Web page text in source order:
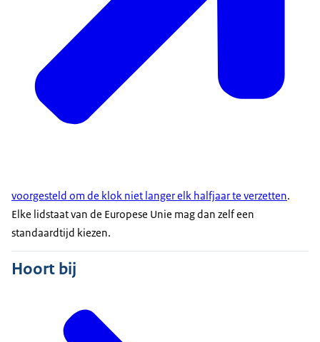
voorgesteld om de klok niet langer elk halfjaar te verzetten.
Elke lidstaat van de Europese Unie mag dan zelf een
standaardtijd kiezen.
Hoort bij